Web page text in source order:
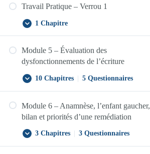
Observation
l’écriture
Travail Pratique – Verrou 1
Afficher
Travail
Pratique
Verrou
1
1 Chapitre
Module 5 – Évaluation des
dysfonctionnements de l’écriture
Afficher
Module
5
Évaluation
des
dysfonctionnements
de
l’écriture
10 Chapitres 5 Questionnaires
Module 6 – Anamnèse, l’enfant gaucher,
bilan et priorités d’une remédiation
Afficher
Module
6
3 Chapitres 3 Questionnaires